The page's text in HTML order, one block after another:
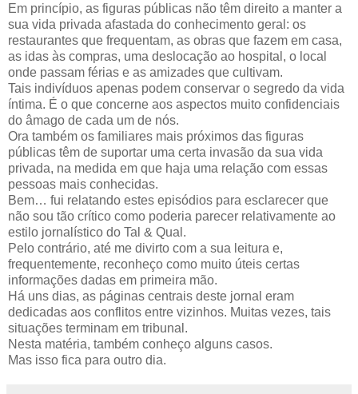
Em princípio, as figuras públicas não têm direito a manter a
sua vida privada afastada do conhecimento geral: os
restaurantes que frequentam, as obras que fazem em casa,
as idas às compras, uma deslocação ao hospital, o local
onde passam férias e as amizades que cultivam.
Tais indivíduos apenas podem conservar o segredo da vida
íntima. É o que concerne aos aspectos muito confidenciais
do âmago de cada um de nós.
Ora também os familiares mais próximos das figuras
públicas têm de suportar uma certa invasão da sua vida
privada, na medida em que haja uma relação com essas
pessoas mais conhecidas.
Bem… fui relatando estes episódios para esclarecer que
não sou tão crítico como poderia parecer relativamente ao
estilo jornalístico do Tal & Qual.
Pelo contrário, até me divirto com a sua leitura e,
frequentemente, reconheço como muito úteis certas
informações dadas em primeira mão.
Há uns dias, as páginas centrais deste jornal eram
dedicadas aos conflitos entre vizinhos. Muitas vezes, tais
situações terminam em tribunal.
Nesta matéria, também conheço alguns casos.
Mas isso fica para outro dia.